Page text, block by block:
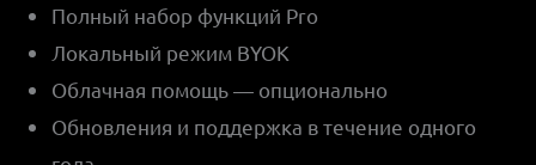
Полный набор функций Pro
Локальный режим BYOK
Облачная помощь — опционально
Обновления и поддержка в течение одного